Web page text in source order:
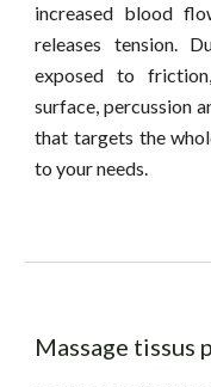
increased blood
releases tension.
exposed to
surface, percussion
that targets the
to your needs.
Massage tissus